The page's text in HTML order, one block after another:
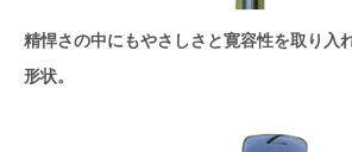
精悍さの中にもやさしさと寛容性を取り入
形状。